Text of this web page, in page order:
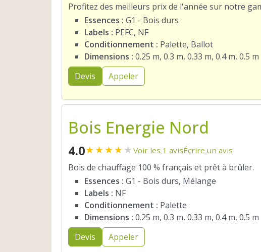
Profitez des meilleurs prix de l'année sur notre
Essences : G1 - Bois durs
Labels : PEFC, NF
Conditionnement : Palette, Ballot
Dimensions : 0.25 m, 0.3 m, 0.33 m, 0.4 m, 0.5 m
Devis
Appeler
Bois Energie Nord
4.0★★★★★ Voir les 1 avisÉcrire un avis
Bois de chauffage 100 % français et prêt à brûler.
Essences : G1 - Bois durs, Mélange
Labels : NF
Conditionnement : Palette
Dimensions : 0.25 m, 0.3 m, 0.33 m, 0.4 m, 0.5 m
Devis
Appeler